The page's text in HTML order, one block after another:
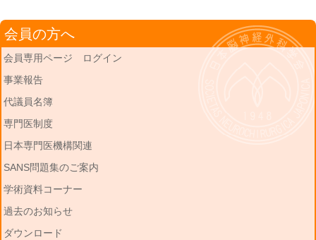
会員の方へ
会員専用ページ ログイン
事業報告
代議員名簿
専門医制度
日本専門医機構関連
SANS問題集のご案内
学術資料コーナー
過去のお知らせ
ダウンロード